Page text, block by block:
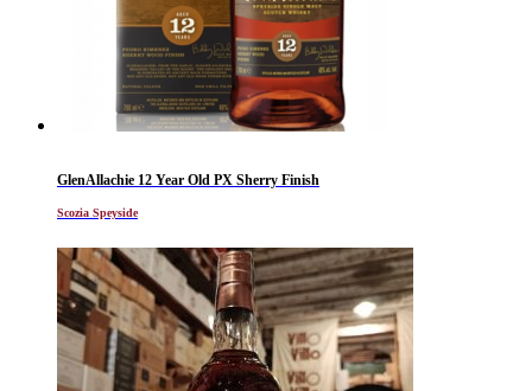
GlenAllachie 12 Year Old PX Sherry Finish
Scozia Speyside